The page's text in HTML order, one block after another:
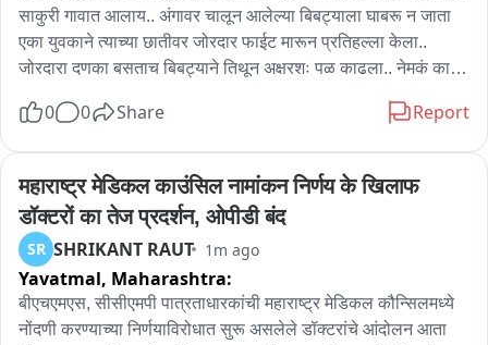
साकुरी गावात आलाय.. अंगावर चालून आलेल्या बिबट्याला घाबरू न जाता
एका युवकाने त्याच्या छातीवर जोरदार फाईट मारून प्रतिहल्ला केला..
जोरदारा दणका बसताच बिबट्याने तिथून अक्षरशः पळ काढला.. नेमकं काय
शेतीची देखरेख करण्यासाठी शेतमजूर रमेश पवार हा युवक आपल्या कुटुंबासह
तिथे राहतो.. रात्रीच्या सुमारास रमेश पवार हा लघुशंकेसाठी घराबाहेर आला
असता, अंधारात दबा धरून बसलेल्या बिबट्याने त्याच्यावर अचानक हल्ला
चढवला.. रमेश याने प्रसंगावधान राखत एका हाताने बिबट्याचा पाय पकडला
आणि दुसऱ्या हाताने त्याच्या छातीवर जोरदार फाईट मारली.. जोरदारा दणका
बसताच बिबट्याने तेथून धूम ठोकली.. या झटापटीत रमेश पवार याच्या
खांद्याला बिबट्याच्या नखांचे ओरखडे पडले आहेत.. रमेश पवार याने
0 0 Share Report
महाराष्ट्र मेडिकल काउंसिल नामांकन निर्णय के खिलाफ
डॉक्टरों का तेज प्रदर्शन, ओपीडी बंद
SR SHRIKANT RAUT 1m ago
Yavatmal, Maharashtra:
बीएचएमएस, सीसीएमपी पात्रताधारकांची महाराष्ट्र मेडिकल कौन्सिलमध्ये
नोंदणी करण्याच्या निर्णयाविरोधात सुरू असलेले डॉक्टरांचे आंदोलन आता